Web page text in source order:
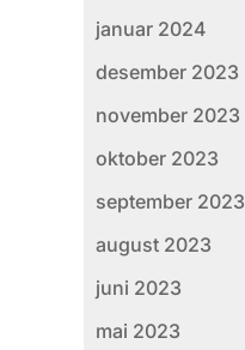
januar 2024
desember 2023
november 2023
oktober 2023
september 2023
august 2023
juni 2023
mai 2023